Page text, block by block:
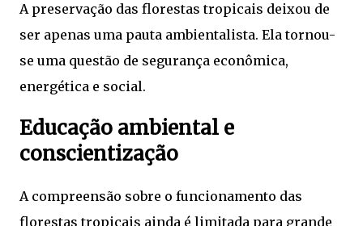
A preservação das florestas tropicais deixou de
ser apenas uma pauta ambientalista. Ela tornou-
se uma questão de segurança econômica,
energética e social.
Educação ambiental e
conscientização
A compreensão sobre o funcionamento das
florestas tropicais ainda é limitada para grande